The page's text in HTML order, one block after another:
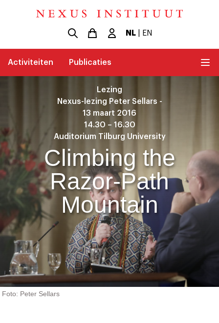
NL| EN
Activiteiten Publicaties
Lezing
Nexus-lezing Peter Sellars -
13 maart 2016
14.30 – 16.30
Auditorium Tilburg University
Climbing the
Razor-Path
Mountain
Foto: Peter Sellars